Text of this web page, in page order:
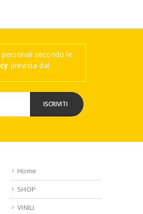
secondo le
prevista dal
Home
SHOP
VINILI